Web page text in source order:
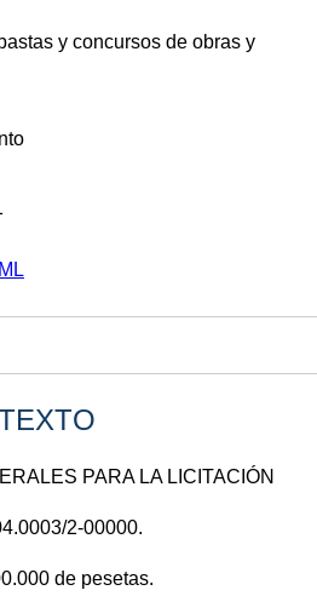
y concursos de obras y
PARA LA LICITACIÓN
2-00000.
de pesetas.